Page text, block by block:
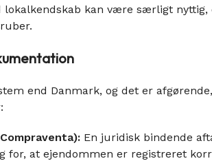
lokalkendskab kan være særligt
end Danmark, og det er
En juridisk bindende
for, at ejendommen er registreret